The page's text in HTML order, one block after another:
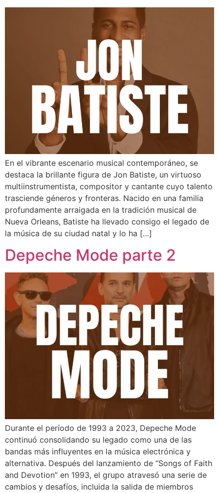
En el vibrante escenario musical contemporáneo, se
destaca la brillante figura de Jon Batiste, un virtuoso
multiinstrumentista, compositor y cantante cuyo talento
trasciende géneros y fronteras. Nacido en una familia
profundamente arraigada en la tradición musical de
Nueva Orleans, Batiste ha llevado consigo el legado de
la música de su ciudad natal y lo ha […]
Depeche Mode parte 2
Durante el período de 1993 a 2023, Depeche Mode
continuó consolidando su legado como una de las
bandas más influyentes en la música electrónica y
alternativa. Después del lanzamiento de “Songs of Faith
and Devotion” en 1993, el grupo atravesó una serie de
cambios y desafíos, incluida la salida de miembros